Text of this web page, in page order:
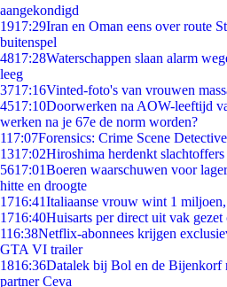
aangekondigd
1917:29Iran en Oman eens over route
buitenspel
4817:28Waterschappen slaan alarm
leeg
3717:16Vinted-foto's van vrouwen
4517:10Doorwerken na AOW-leeftijd
werken na je 67e de norm worden?
117:07Forensics: Crime Scene Detective
1317:02Hiroshima herdenkt
5617:01Boeren waarschuwen voor
hitte en droogte
1716:41Italiaanse vrouw wint 1
1716:40Huisarts per direct uit vak
116:38Netflix-abonnees krijgen
GTA VI trailer
1816:36Datalek bij Bol en de Bijenkorf
partner Ceva